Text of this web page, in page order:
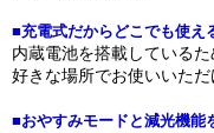
■充電式だからどこでも使え
内蔵電池を搭載している
好きな場所でお使いいただ
■おやすみモードと減光機能